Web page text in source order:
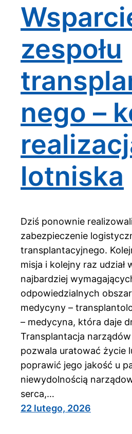
zespołu
nego –
lotniska
Dziś ponownie
zabezpieczenie
transplantacyjnego.
misja i kolejny raz udział
najbardziej
odpowiedzialnych
medycyny –
– medycyna, która daje
Transplantacja
pozwala uratować życie
poprawić jego jakość u
niewydolnością
serca,…
22 lutego, 2026